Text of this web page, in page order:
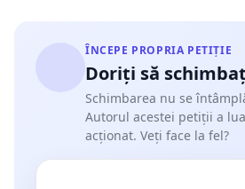
ÎNCEPE PROPRIA PETIȚIE
Doriți să
Schimbarea nu se
Autorul acestei petiții a
acționat. Veți face la fel?